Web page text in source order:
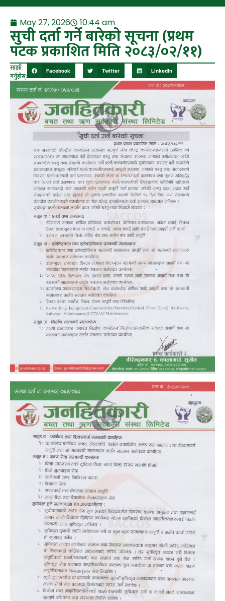
May 27, 2026 10:44 am
सुची दर्ता गर्ने बारेकाे सूचना (प्रथम
पटक प्रकाशित मिति २०८३/०२/११)
साझाँ
गर्नुहोस्:
Facebook Twitter LinkedIn